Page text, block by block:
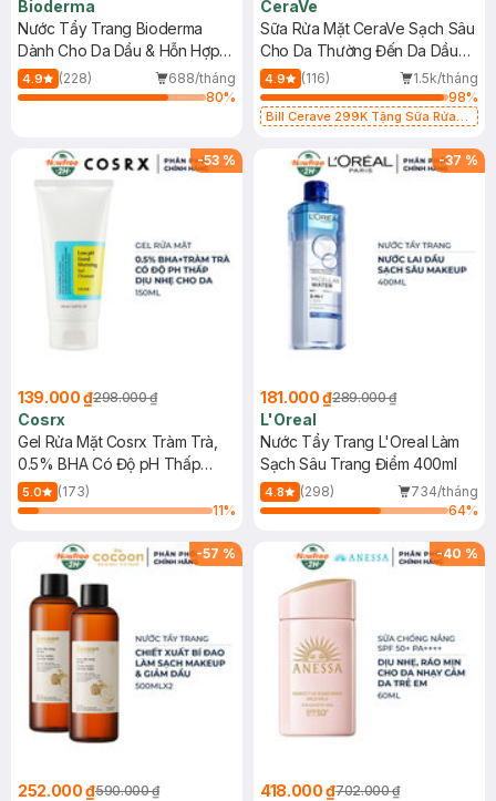
Bioderma
Nước Tẩy Trang Bioderma
Dành Cho Da Dầu & Hỗn Hợp
500ml
4.9 (228)
688/tháng
80%
CeraVe
Sữa Rửa Mặt CeraVe Sạch Sâu
Cho Da Thường Đến Da Dầu
473ml
4.9 (116)
1.5k/tháng
98%
Bill Cerave 299K Tặng Sữa Rửa
-53 %
139.000 ₫298.000 ₫
Cosrx
Gel Rửa Mặt Cosrx Tràm Trà,
0.5% BHA Có Độ pH Thấp
150ml
5.0
(173)
11%
-37 %
181.000 ₫289.000 ₫
L'Oreal
Nước Tẩy Trang L'Oreal Làm
Sạch Sâu Trang Điểm 400ml
4.8 (298)
734/tháng
64%
-57 %
252.000 ₫590.000 ₫
-40 %
418.000 ₫702.000 ₫